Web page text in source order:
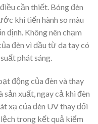
cần thiết. Bóng đèn
khi tiến hành so màu
định. Không nên chạm
đèn vì dầu từ da tay có
phát sáng.
động của đèn và thay
sản xuất, ngay cả khi đèn
xạ của đèn UV thay đổi
trong kết quả kiểm